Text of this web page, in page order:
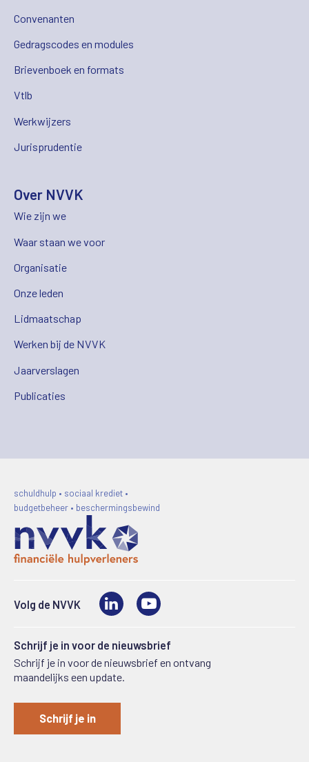
Convenanten
Gedragscodes en modules
Brievenboek en formats
Vtlb
Werkwijzers
Jurisprudentie
Over NVVK
Wie zijn we
Waar staan we voor
Organisatie
Onze leden
Lidmaatschap
Werken bij de NVVK
Jaarverslagen
Publicaties
schuldhulp • sociaal krediet •
budgetbeheer • beschermingsbewind
Volg de NVVK LinkedIn
Schrijf je in voor de nieuwsbrief
Schrijf je in voor de nieuwsbrief en ontvang
maandelijks een update.
Schrijf je in